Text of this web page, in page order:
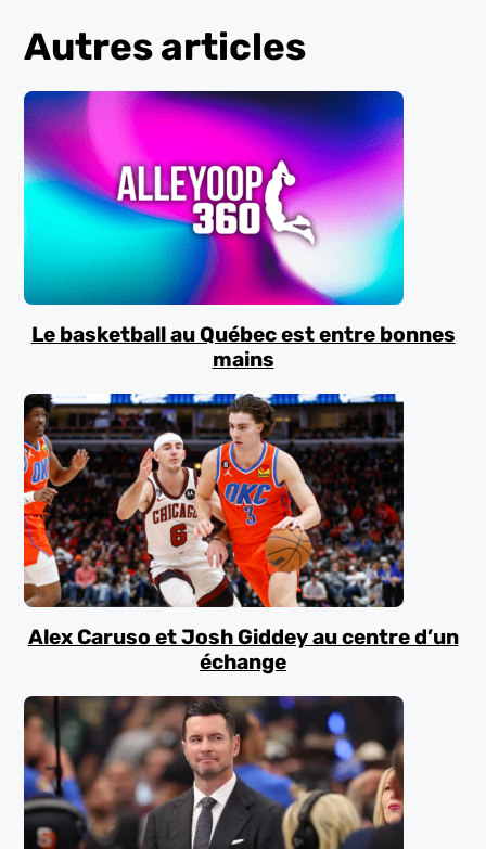
Autres articles
Le basketball au Québec est entre bonnes
mains
Alex Caruso et Josh Giddey au centre d’un
échange